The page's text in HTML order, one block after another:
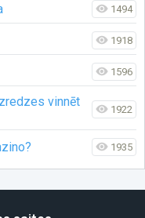
1494
1918
1596
vinnēt
1922
1935